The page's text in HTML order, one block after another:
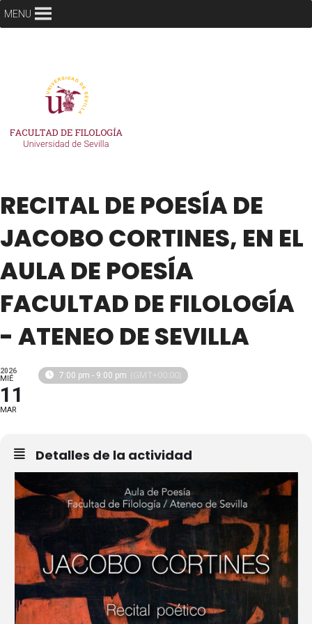
MENU
RECITAL DE POESÍA DE
JACOBO CORTINES, EN EL
AULA DE POESÍA
FACULTAD DE FILOLOGÍA
- ATENEO DE SEVILLA
2026
MIÉ
11
MAR
7:00 pm - 9:00 pm (GMT+00:00)
Detalles de la actividad